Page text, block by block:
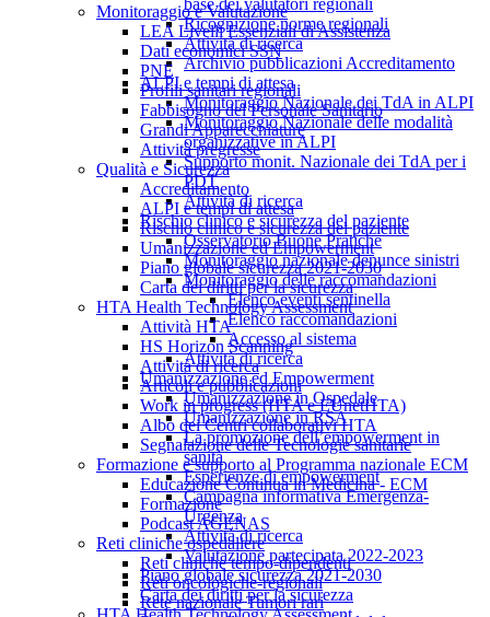
Monitoraggio e Valutazione
LEA Livelli Essenziali di Assistenza
Dati economici SSN
PNE
Profili sanitari regionali
Fabbisogno del Personale Sanitario
Grandi Apparecchiature
Attività pregresse
Qualità e Sicurezza
Accreditamento
ALPI e tempi di attesa
Rischio clinico e sicurezza del paziente
Umanizzazione ed Empowerment
Piano globale sicurezza 2021-2030
Carta dei diritti per la sicurezza
HTA Health Technology Assessment
Attività HTA
HS Horizon Scanning
Attività di ricerca
Articoli e pubblicazioni
Work in progress (HTA e EUnetHTA)
Albo dei Centri collaborativi HTA
Segnalazione delle Tecnologie sanitarie
Formazione e supporto al Programma nazionale ECM
Educazione Continua in Medicina - ECM
Formazione
Podcast AGENAS
Reti cliniche ospedaliere
Reti cliniche tempo-dipendenti
Reti oncologiche-regionali
Rete nazionale Tumori rari
Ricognizione norme regionali
Attività di ricerca
Archivio pubblicazioni Accreditamento
ALPI e tempi di attesa
Monitoraggio Nazionale dei TdA in ALPI
Monitoraggio Nazionale delle modalità
organizzative in ALPI
Supporto monit. Nazionale dei TdA per i
PDT
Attività di ricerca
Rischio clinico e sicurezza del paziente
Osservatorio Buone Pratiche
Monitoraggio nazionale denunce sinistri
Monitoraggio delle raccomandazioni
Elenco eventi sentinella
Elenco raccomandazioni
Accesso al sistema
Attività di ricerca
Umanizzazione ed Empowerment
Umanizzazione in Ospedale
Umanizzazione in RSA
La promozione dell’empowerment in
sanità
Esperienze di empowerment
Campagna informativa Emergenza-
Urgenza
Attività di ricerca
Valutazione partecipata 2022-2023
Piano globale sicurezza 2021-2030
Carta dei diritti per la sicurezza